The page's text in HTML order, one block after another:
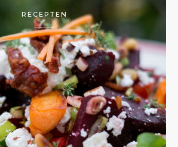
RECEPTEN